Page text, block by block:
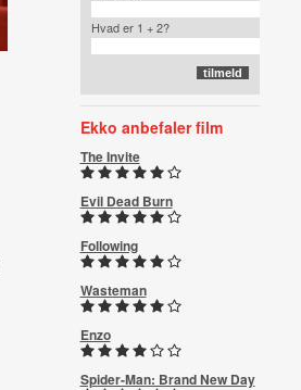
Hvad er 1 + 2?
Ekko anbefaler film
The Invite
Evil Dead Burn
Following
Wasteman
Enzo
Spider-Man: Brand New Day